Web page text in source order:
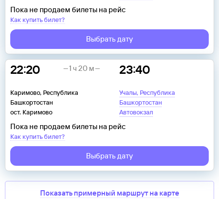
Пока не продаем билеты на рейс
Как купить билет?
Выбрать дату
22:20
Каримово, Республика
Башкортостан
ост. Каримово
23:40
Учалы, Республика
Башкортостан
Автовокзал
1 ч 20 м
Пока не продаем билеты на рейс
Как купить билет?
Выбрать дату
Показать примерный маршрут на карте